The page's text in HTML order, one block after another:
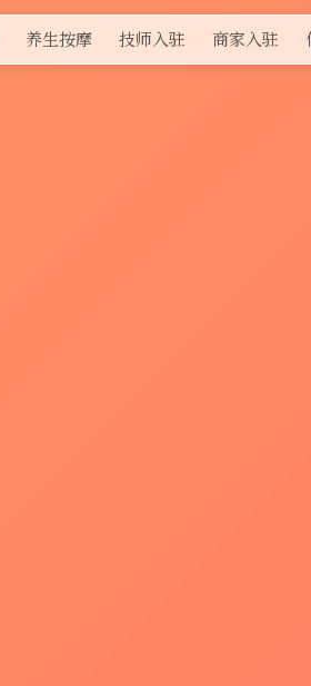
养生按摩 技师入驻 商家入驻